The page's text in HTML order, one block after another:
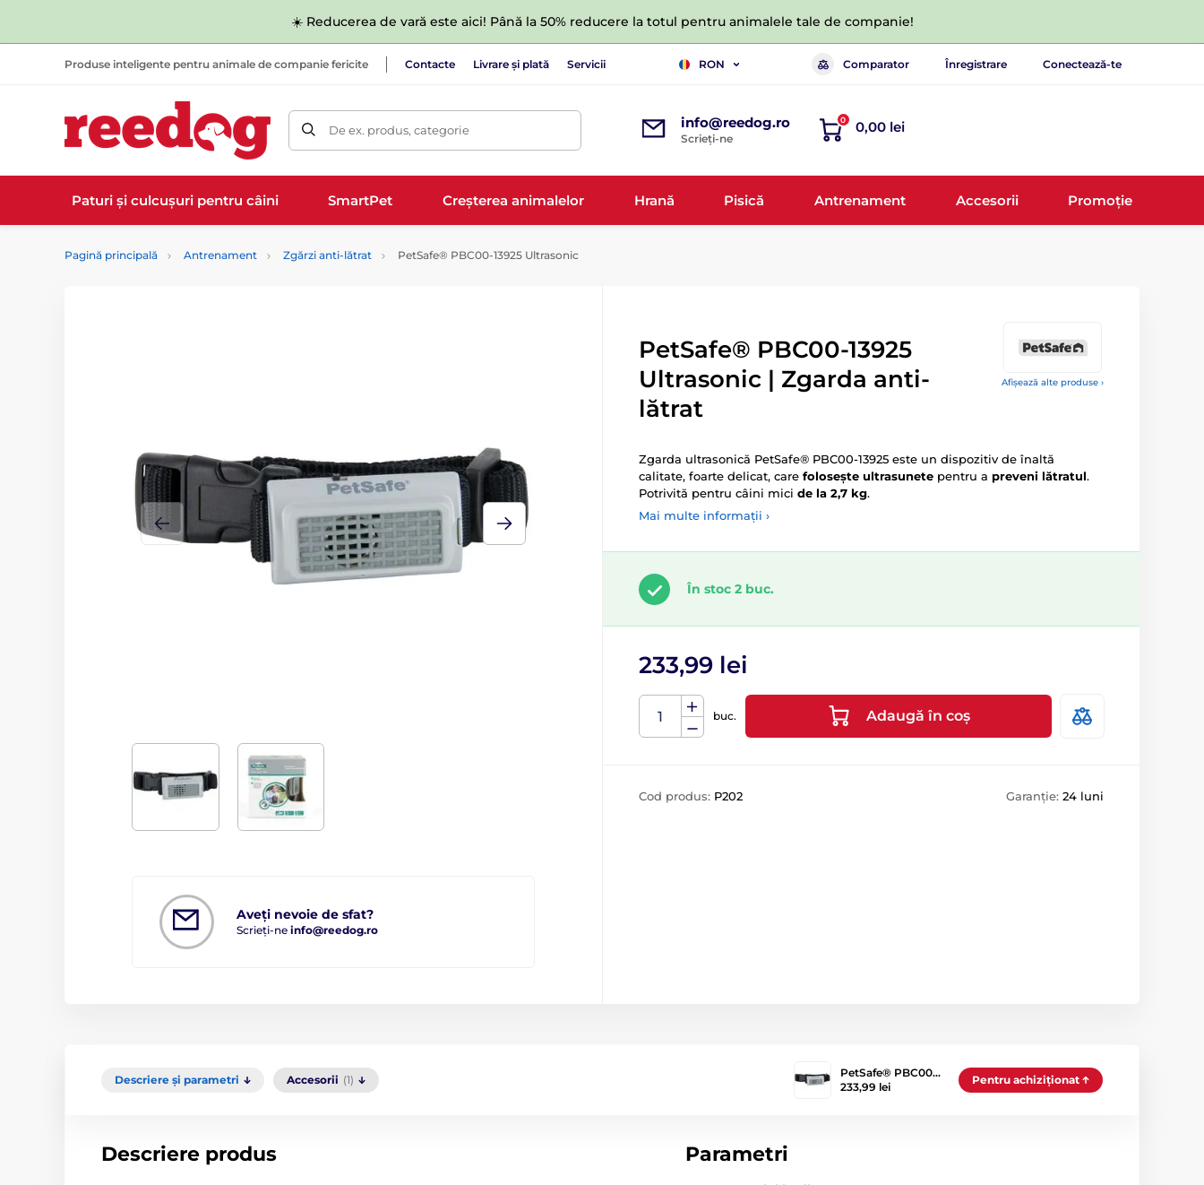
☀️ Reducerea de vară este aici! Până la 50% reducere la totul pentru animalele tale de companie!
Produse inteligente pentru animale de companie fericite Contacte Livrare și plată Servicii RON Comparator Înregistrare Conectează-te
De ex. produs, categorie info@reedog.ro
Scrieți-ne
0 0,00 lei
Paturi și culcușuri pentru câini SmartPet Creșterea animalelor Hrană Pisică Antrenament Accesorii Promoție
Pagină principală Antrenament Zgărzi anti-lătrat PetSafe® PBC00-13925 Ultrasonic
Afișează alte produse ›
Aveți nevoie de sfat?
Scrieți-ne info@reedog.ro
PetSafe® PBC00-13925
Ultrasonic | Zgarda anti-
lătrat
Zgarda ultrasonică PetSafe® PBC00-13925 este un dispozitiv de înaltă
calitate, foarte delicat, care folosește ultrasunete pentru a preveni lătratul.
Potrivită pentru câini mici de la 2,7 kg.
Mai multe informații ›
În stoc 2 buc.
233,99 lei
buc. Adaugă în coș
Cod produs: P202 Garanție: 24 luni
Descriere și parametri Accesorii (1)
PetSafe® PBC00…
233,99 lei
Pentru achiziționat
Descriere produs Parametri